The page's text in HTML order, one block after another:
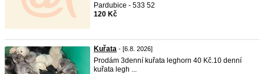
Pardubice - 533 52
120 Kč
Kuřata - [6.8. 2026]
Prodám 3denní kuřata leghorn 40 Kč.10 denní
kuřata legh ...